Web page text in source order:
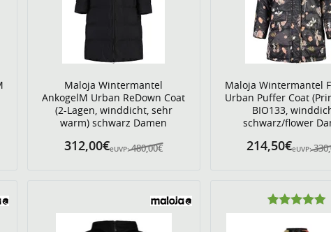
Maloja Wintermantel
AnkogelM Urban ReDown Coat
(2-Lagen, winddicht, sehr
warm) schwarz Damen
eUVP: 480,00€
312,00€
Maloja Wintermantel
Urban Puffer Coat
BIO133,
schwarz/flower
eUVP:
214,50€